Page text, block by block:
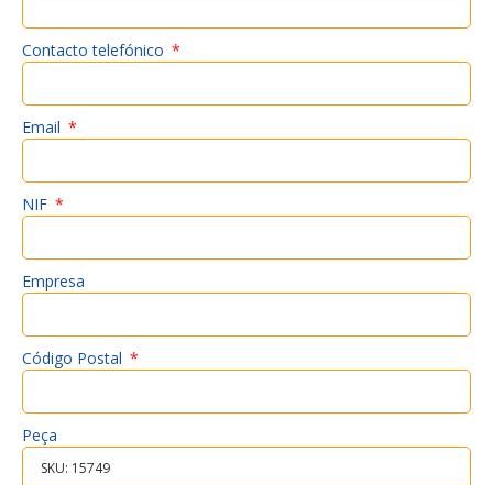
Contacto telefónico
Email
NIF
Empresa
Código Postal
Peça